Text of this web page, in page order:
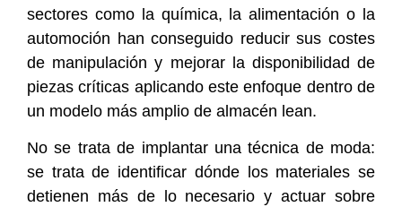
sectores como la química, la alimentación o la
automoción han conseguido reducir sus costes
de manipulación y mejorar la disponibilidad de
piezas críticas aplicando este enfoque dentro de
un modelo más amplio de almacén lean.
No se trata de implantar una técnica de moda:
se trata de identificar dónde los materiales se
detienen más de lo necesario y actuar sobre